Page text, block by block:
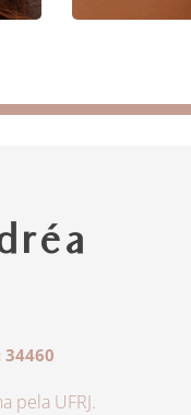
34460
pela UFRJ.